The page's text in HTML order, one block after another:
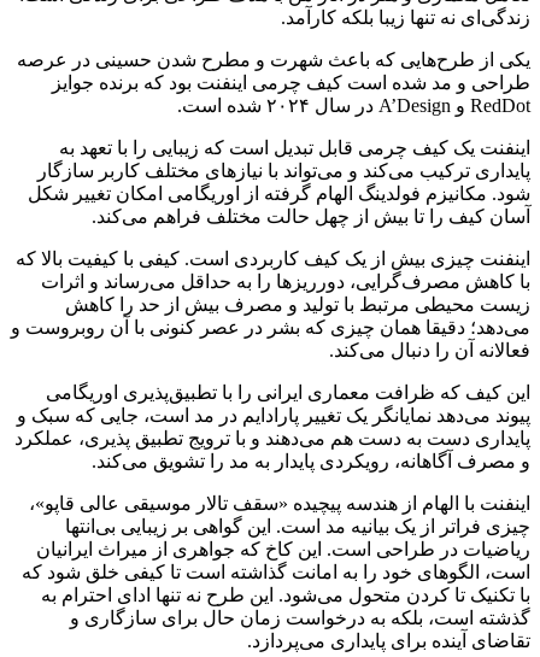
زندگی‌ای نه تنها زیبا بلکه کارآمد.
یکی از طرح‌هایی که باعث شهرت و مطرح شدن حسینی در عرصه
طراحی و مد شده است کیف چرمی اینفنت بود که برنده جوایز
RedDot و A’Design در سال ۲۰۲۴ شده است.
اینفنت یک کیف چرمی قابل تبدیل است که زیبایی را با تعهد به
پایداری ترکیب می‌کند و می‌تواند با نیاز‌های مختلف کاربر سازگار
شود. مکانیزم فولدینگ الهام گرفته از اوریگامی امکان تغییر شکل
آسان کیف را تا بیش از چهل حالت مختلف فراهم می‌کند.
اینفنت چیزی بیش از یک کیف کاربردی است. کیفی با کیفیت بالا که
با کاهش مصرف‌گرایی، دورریز‌ها را به حداقل می‌رساند و اثرات
زیست محیطی مرتبط با تولید و مصرف بیش از حد را کاهش
می‌دهد؛ دقیقا همان چیزی که بشر در عصر کنونی با آن روبروست و
فعالانه آن را دنبال می‌کند.
این کیف که ظرافت معماری ایرانی را با تطبیق‌پذیری اوریگامی
پیوند می‌دهد نمایانگر یک تغییر پارادایم در مد است، جایی که سبک و
پایداری دست به دست هم می‌دهند و با ترویج تطبیق پذیری، عملکرد
و مصرف آگاهانه، رویکردی پایدار به مد را تشویق می‌کند.
اینفنت با الهام از هندسه پیچیده «سقف تالار موسیقی عالی قاپو»،
چیزی فراتر از یک بیانیه مد است. این گواهی بر زیبایی بی‌انتها
ریاضیات در طراحی است. این کاخ که جواهری از میراث ایرانیان
است، الگو‌های خود را به امانت گذاشته است تا کیفی خلق شود که
با تکنیک تا کردن متحول می‌شود. این طرح نه تنها ادای احترام به
گذشته است، بلکه به درخواست زمان حال برای سازگاری و
تقاضای آینده برای پایداری می‌پردازد.